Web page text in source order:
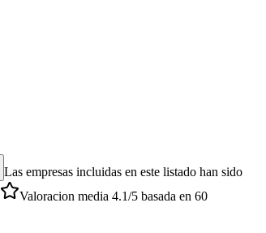
Las empresas incluidas en este listado han sido
Valoracion media 4.1/5 basada en 60